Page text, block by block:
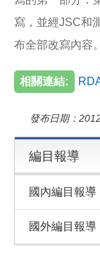
寫，並經JSC和
布全部改寫內容。
相關連結:
發布日期：
編目報導
國內編目報導
國外編目報導